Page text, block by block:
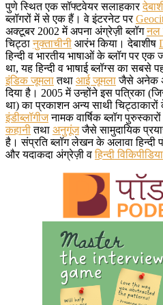
पुणे स्थित एक सॉफ्टवेयर सलाहकार
ब्लॉगरों में से एक हैं। वे इंटरनेट पर
अक्टूबर 2002 में अपना अंग्रेज़ी ब्लॉगनल
चिट्ठानुक्ताचीनी आरंभ किया। देबाशीष
हिन्दी व भारतीय भाषाओं के ब्लॉग पर
था, यह हिन्दी व भाषाई ब्लॉग्स का सबसे
इंडिक जूमलातथा आई जूमलाजैसे अनेक
दिया है। 2005 में उन्होंने इस पत्रिका
था) का प्रकाशन अन्य साथी
इंडीब्लॉगीजनामक वार्षिक ब्लॉग
कहानीतथा अनुगूंजजैसे सामुदायिक
है। संप्रति ब्लॉग लेखन के अलावा हिन्दी
और यदाकदा अंग्रेज़ी वहिन्दी विकिपीडिया